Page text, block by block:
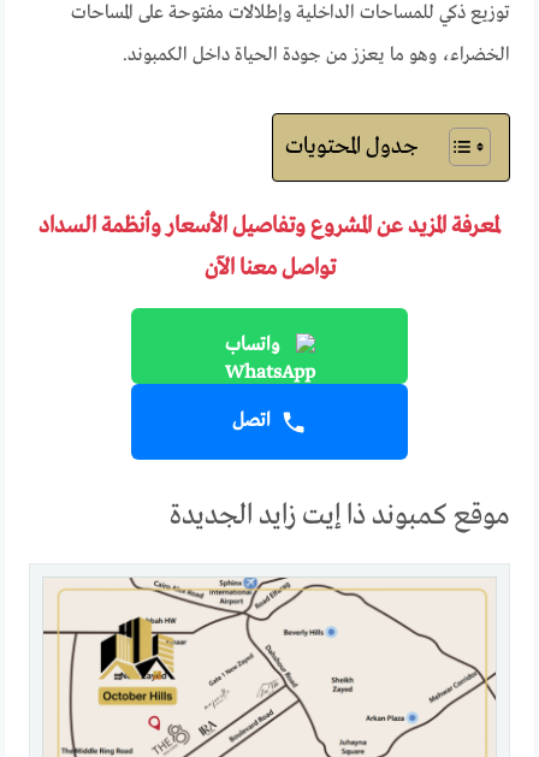
توزيع ذكي للمساحات الداخلية وإطلالات مفتوحة على المساحات
الخضراء، وهو ما يعزز من جودة الحياة داخل الكمبوند.
جدول المحتويات
لمعرفة المزيد عن المشروع وتفاصيل الأسعار وأنظمة السداد
تواصل معنا الآن
واتساب
اتصل
موقع كمبوند ذا إيت زايد الجديدة